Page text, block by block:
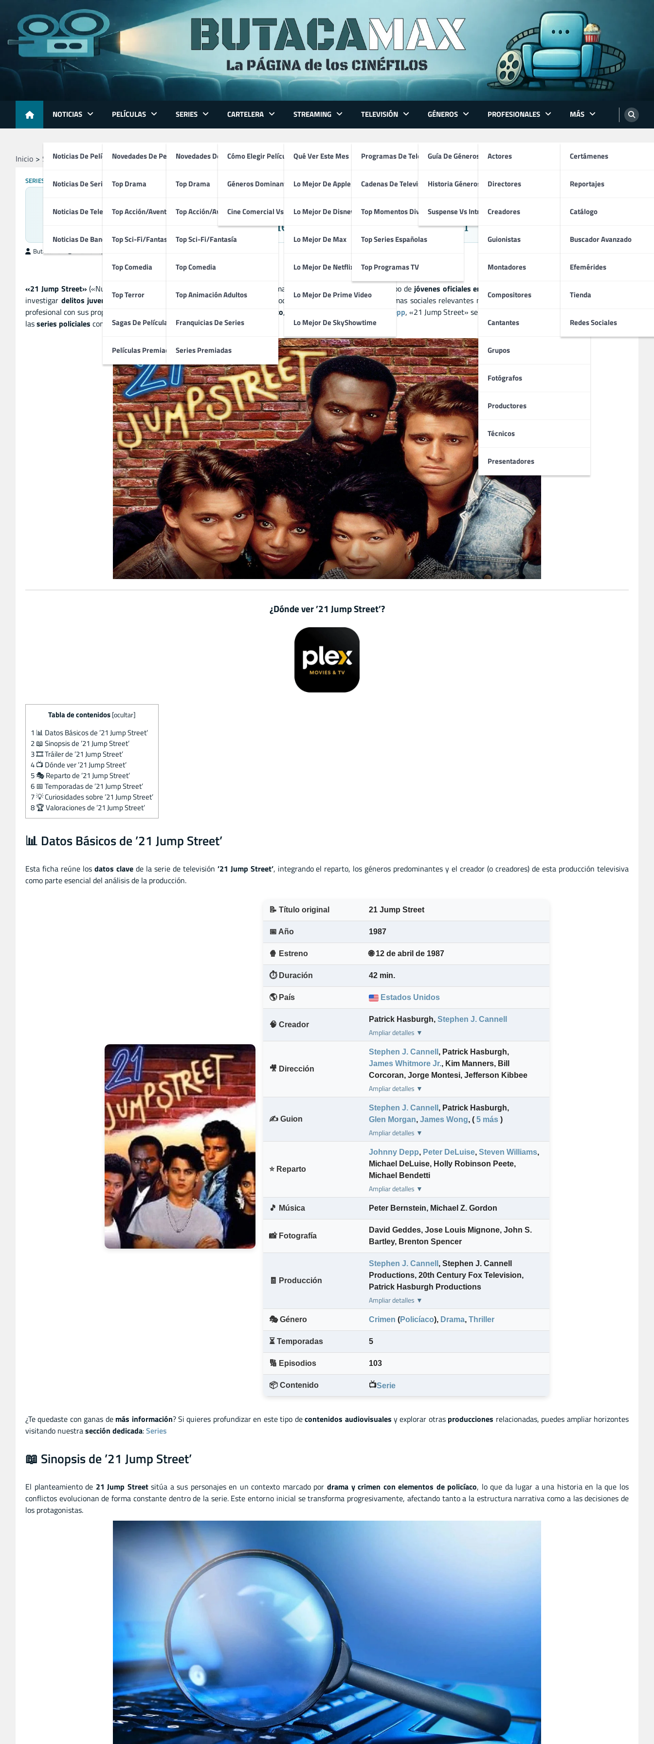
content
NOTICIAS
Noticias De Películas
Noticias De Series
Noticias De Televisión
Noticias De Bandas Sonoras
PELÍCULAS
Novedades De Películas
Top Drama
Top Acción/Aventura
Top Sci-Fi/Fantasía
Top Comedia
Top Terror
Sagas De Películas
Películas Premiadas
SERIES
Novedades De Series
Top Drama
Top Acción/Aventura
Top Sci-Fi/Fantasía
Top Comedia
Top Animación Adultos
Franquicias De Series
Series Premiadas
CARTELERA
Cómo Elegir Película
Géneros Dominantes
Cine Comercial Vs Autor
STREAMING
Qué Ver Este Mes
Lo Mejor De Apple TV
Lo Mejor De Disney+
Lo Mejor De Max
Lo Mejor De Netflix
Lo Mejor De Prime Video
Lo Mejor De SkyShowtime
TELEVISIÓN
Programas De Televisión
Cadenas De Televisión
Top Momentos Divertidos
Top Series Españolas
Top Programas TV
GÉNEROS
Guía De Géneros
Historia Géneros TV
Suspense Vs Intriga
PROFESIONALES
Actores
Directores
Creadores
Guionistas
Montadores
Compositores
Cantantes
Grupos
Fotógrafos
Productores
Técnicos
Presentadores
MÁS
Certámenes
Reportajes
Catálogo
Buscador Avanzado
Efemérides
Tienda
Redes Sociales
Inicio Series 21 Jump Street (1987 – 1991)
SERIES
21 Jump Street (1987 – 1991)
Policías Encubiertos en el Mundo Estudiantil
ButacaMax
«21 Jump Street» («Nuevos Policías» en España) es una serie policial que marcó una época al seguir a un grupo de jóvenes oficiales encubiertos
investigar delitos juveniles. Con una combinación dedrama,acción y un toque dehumor, la serie aborda temas sociales relevantes mientras los protagonistas equilibran su vida
profesional con sus propios
elenco carismático, incluyendo a un joven Johnny Depp, «21 Jump Street» se convirtió en un clásico de los 80. Si te gustan
lasseries policiales con unenfoque juvenil , esta es una opción imperdible.
¿Dónde ver ’21 Jump Street’?
Tabla de contenidos [ocultar]
1 📊 Datos Básicos de ’21 Jump Street’
2📖 Sinopsis de ’21 Jump Street’
3🎞️ Tráiler de ’21 Jump Street’
4📺 Dónde ver ’21 Jump Street’
5🎭 Reparto de ’21 Jump Street’
6📅 Temporadas de ’21 Jump Street’
7💡 Curiosidades sobre ’21 Jump Street’
8🏆 Valoraciones de ’21 Jump Street’
📊 Datos Básicos de ’21 Jump Street’
Esta ficha reúne los datos clavede la serie de televisión ’21 Jump Street’, integrando el reparto, los géneros predominantes y el creador (o creadores) de esta producción televisiva
como parte esencial del análisis de la producción.
📝 Título original 21 Jump Street
📅 Año 1987
🍿 Estreno 🌐 12 de abril de 1987
⏱️ Duración 42 min.
🌎 País Estados Unidos
🧠 Creador
Patrick Hasburgh, Stephen J. Cannell
Ampliar detalles ▼
🎥 Dirección
Stephen J. Cannell , Patrick Hasburgh,
James Whitmore Jr., Kim Manners, Bill
Corcoran, Jorge Montesi, Jefferson Kibbee
Ampliar detalles ▼
✍️ Guion
Stephen J. Cannell , Patrick Hasburgh,
Glen Morgan, James Wong, ( 5 más )
Ampliar detalles ▼
⭐ Reparto
Johnny Depp, Peter DeLuise, Steven Williams,
Michael DeLuise, Holly Robinson Peete,
Michael Bendetti
Ampliar detalles ▼
🎵 Música Peter Bernstein, Michael Z. Gordon
📸 Fotografía
David Geddes, Jose Louis Mignone, John S.
Bartley, Brenton Spencer
🧾 Producción
Stephen J. Cannell , Stephen J. Cannell
Productions, 20th Century Fox Television,
Patrick Hasburgh Productions
Ampliar detalles ▼
🎭 Género Crimen (Policíaco), Drama, Thriller
⏳ Temporadas 5
🔢 Episodios 103
📦 Contenido 📺Serie
¿Te quedaste con ganas de más información? Si quieres profundizar en este tipo decontenidos audiovisuales y explorar otras producciones relacionadas, puedes ampliar horizontes
visitando nuestrasección dedicada:Series
📖 Sinopsis de ’21 Jump Street’
El planteamiento de 21 Jump Streetsitúa a sus personajes en un contexto marcado por drama y crimen con elementos de policíaco, lo que da lugar a una historia en la que los
conflictos evolucionan de forma constante dentro de la serie. Este entorno inicial se transforma progresivamente, afectando tanto a la estructura narrativa como a las decisiones de
los protagonistas.